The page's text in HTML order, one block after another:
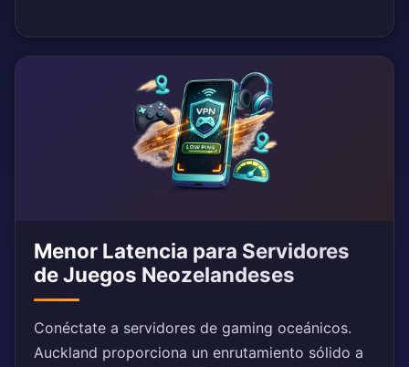
Menor Latencia para Servidores
de Juegos Neozelandeses
Conéctate a servidores de gaming oceánicos.
Auckland proporciona un enrutamiento sólido a